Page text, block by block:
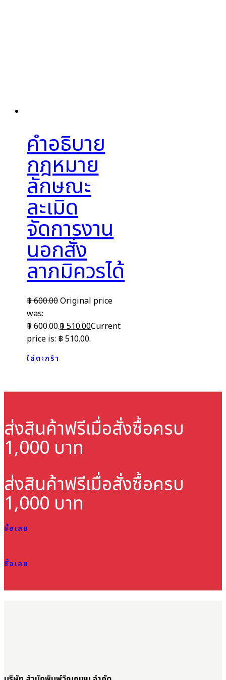
คำอธิบาย
กฎหมาย
ลักษณะ
ละเมิด
จัดการงาน
นอกสั่ง
ลาภมิควรได้
฿600.00Original price
was:
฿ 600.00.฿ 510.00Current
price is: ฿ 510.00.
ใส่ตะกร้า
ส่งสินค้าฟรีเมื่อสั่งซื้อครบ
1,000 บาท
ส่งสินค้าฟรีเมื่อสั่งซื้อครบ
1,000 บาท
ซื้อเลย
ซื้อเลย